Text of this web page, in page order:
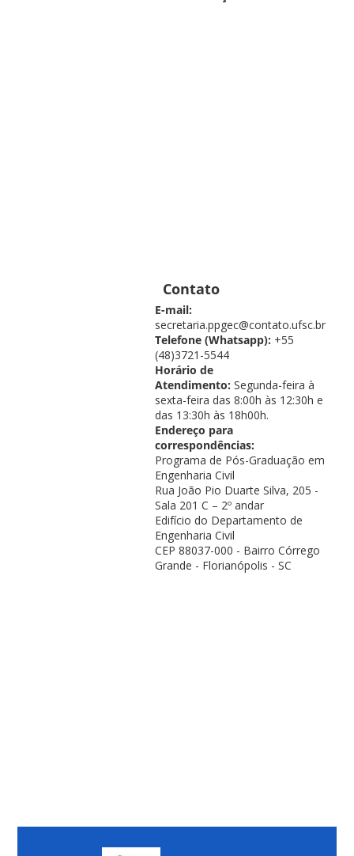
Contato
E-mail:
secretaria.ppgec@contato.ufsc.br
Telefone (Whatsapp): +55
(48)3721-5544
Horário de
Atendimento: Segunda-feira à
sexta-feira das 8:00h às 12:30h e
das 13:30h às 18h00h.
Endereço para
correspondências:
Programa de Pós-Graduação em
Engenharia Civil
Rua João Pio Duarte Silva, 205 -
Sala 201 C – 2º andar
Edifício do Departamento de
Engenharia Civil
CEP 88037-000 - Bairro Córrego
Grande - Florianópolis - SC